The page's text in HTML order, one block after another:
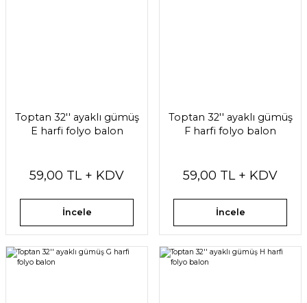
Toptan 32'' ayaklı gümüş
E harfi folyo balon
59,00 TL + KDV
İncele
Toptan 32'' ayaklı gümüş
F harfi folyo balon
59,00 TL + KDV
İncele